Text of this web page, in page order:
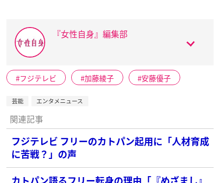
『女性自身』編集部
フジテレビ 加藤綾子 安藤優子
芸能 エンタメニュース
関連記事
フジテレビ フリーのカトパン起用に「人材育成
に苦戦？」の声
カトパン語るフリー転身の理由「『めざまし』